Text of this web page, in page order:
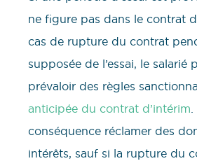
ne figure pas dans le contrat
cas de rupture du contrat
supposée de l’essai, le salarié
prévaloir des règles
anticipée du contrat d’intérim
conséquence réclamer des
intérêts, sauf si la rupture du